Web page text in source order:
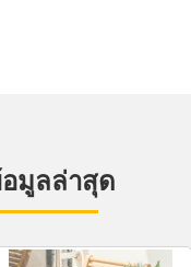
มูลล่าสุด